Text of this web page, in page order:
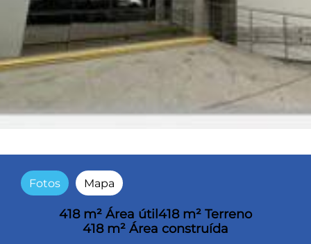
Fotos Mapa
418 m² Área útil 418 m² Terreno
418 m² Área construída